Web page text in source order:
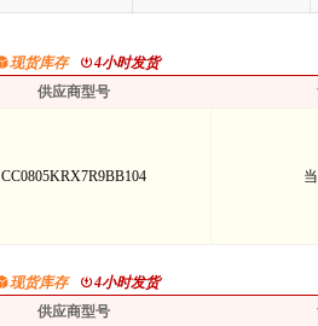
现货库存
4小时发货
供应商型号
CC0805KRX7R9BB104
现货库存
4小时发货
供应商型号